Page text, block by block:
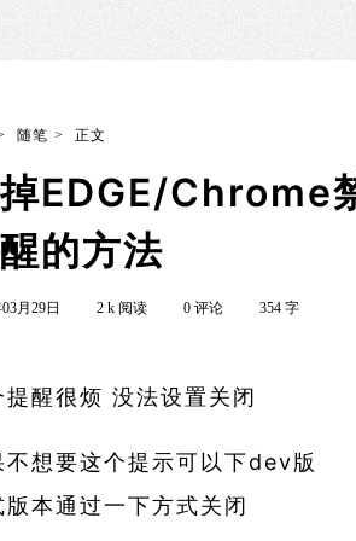
随笔 > 正文
EDGE/Chrome
的方法
月29日 2 k 阅读 0 评论 354 字
提醒很烦 没法设置关闭
不想要这个提示可以下dev版
版本通过一下方式关闭